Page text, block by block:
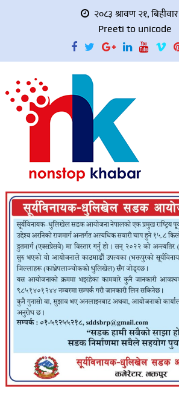
२०८३ श्रावण २१, बिहीवार
Preeti to unicode